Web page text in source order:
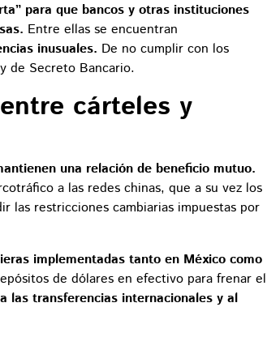
para que bancos y otras instituciones
Entre ellas se encuentran
inusuales. De no cumplir con los
de Secreto Bancario.
cárteles y
una relación de beneficio mutuo.
a las redes chinas, que a su vez los
las restricciones cambiarias impuestas por
implementadas tanto en México como
de dólares en efectivo para frenar el
las transferencias internacionales y al